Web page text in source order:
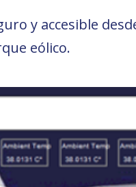
y accesible
eólico.